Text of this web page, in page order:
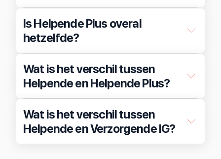
Is Helpende Plus overal
hetzelfde?
Wat is het verschil tussen
Helpende en Helpende Plus?
Wat is het verschil tussen
Helpende en Verzorgende IG?